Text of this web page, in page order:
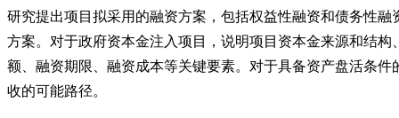
研究提出项目拟采用的融资方案，包括权益性融资和债务性
方案。对于政府资本金注入项目，说明项目资本金来源和结
额、融资期限、融资成本等关键要素。对于具备资产盘活条
收的可能路径。